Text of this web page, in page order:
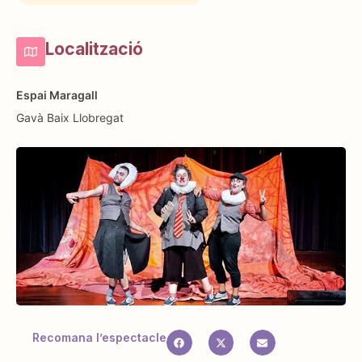
Localització
Espai Maragall
Gavà Baix Llobregat
Recomana l’espectacle